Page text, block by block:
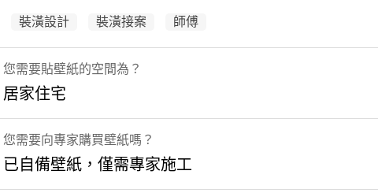
裝潢設計 裝潢接案 師傅
您需要貼壁紙的空間為？
居家住宅
您需要向專家購買壁紙嗎？
已自備壁紙，僅需專家施工